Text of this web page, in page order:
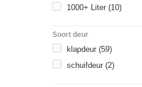
1000+ Liter (10)
Soort deur
klapdeur (59)
schuifdeur (2)